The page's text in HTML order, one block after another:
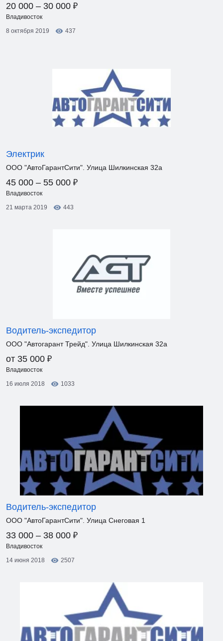
20 000 – 30 000 ₽
Владивосток
8 октября 2019
437
Электрик
ООО "АвтоГарантСити". Улица Шилкинская 32а
45 000 – 55 000 ₽
Владивосток
21 марта 2019
443
Водитель-экспедитор
ООО "Автогарант Трейд". Улица Шилкинская 32а
от 35 000 ₽
Владивосток
16 июля 2018
1033
Водитель-экспедитор
ООО "АвтоГарантСити". Улица Снеговая 1
33 000 – 38 000 ₽
Владивосток
14 июня 2018
2507